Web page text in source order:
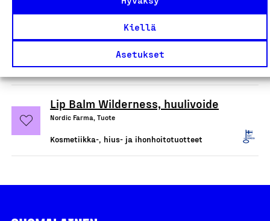
Kiellä
Asetukset
Balance Conditioner Bar,
Kosmetiikka-, hius- ja ihonhoitotuotteet
Lip Balm Wilderness, huulivoide
Nordic Farma, Tuote
Kosmetiikka-, hius- ja ihonhoitotuotteet